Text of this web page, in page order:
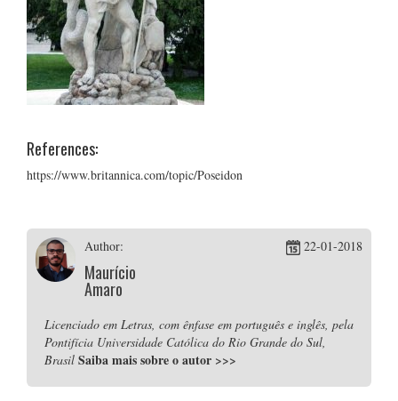
References:
https://www.britannica.com/topic/Poseidon
Author:
Maurício
Amaro
22-01-2018
Licenciado em Letras, com ênfase em português e inglês, pela
Pontifícia Universidade Católica do Rio Grande do Sul,
Brasil Saiba mais sobre o autor >>>